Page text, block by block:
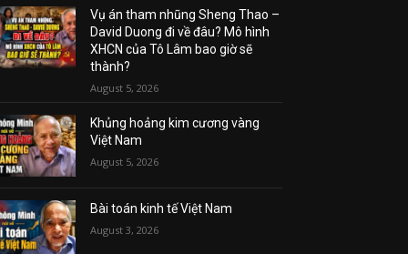
Vụ án tham nhũng Sheng Thao –
David Duong đi về đâu? Mô hình
XHCN của Tô Lâm bao giờ sẽ
thành?
August 5, 2026
Khủng hoảng kim cương vàng
Việt Nam
August 5, 2026
Bài toán kinh tế Việt Nam
August 3, 2026